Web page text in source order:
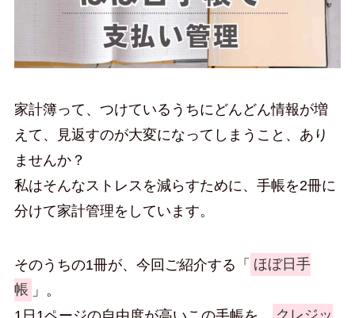
家計簿って、つけているうちにどんどん情報が増
えて、見返すのが大変になってしまうこと、あり
ませんか？
私はそんなストレスを減らすために、手帳を2冊に
分けて家計管理をしています。
そのうちの1冊が、今回ご紹介する「 ほぼ日手
帳 」。